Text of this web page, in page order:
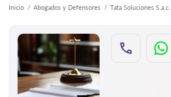
Inicio Abogados y Defensores Tata Soluciones S.a.c.